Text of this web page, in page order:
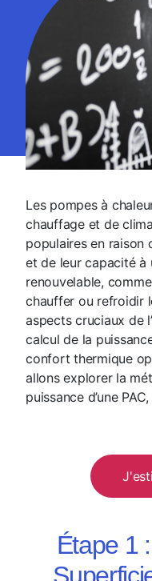
Les pompes à
chauffage et de
populaires en raison
et de leur capacité à
renouvelable, comme
chauffer ou refroidir
aspects cruciaux de
calcul de la
confort thermique
allons explorer la
puissance d’une
Étape 1